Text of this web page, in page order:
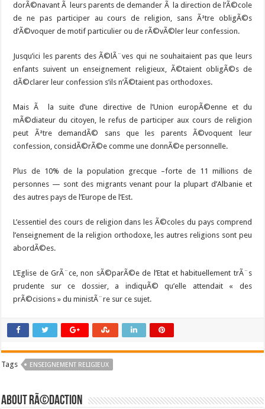
dorÃ©navant Ã leurs parents de demander Ã la direction de l’Ã©cole
de ne pas participer au cours de religion, sans Ãªtre obligÃ©s
d’Ã©voquer de motif particulier ou de rÃ©vÃ©ler leur confession.
Jusqu’ici les parents des Ã©lÃ¨ves qui ne souhaitaient pas que leurs
enfants suivent un enseignement religieux, Ã©taient obligÃ©s de
dÃ©clarer leur confession s’ils n’Ã©taient pas orthodoxes.
Mais Ã la suite d’une directive de l’Union europÃ©enne et du
mÃ©diateur du citoyen, le refus de participer aux cours de religion
peut Ãªtre demandÃ© sans que les parents Ã©voquent leur
confession, considÃ©rÃ©e comme une donnÃ©e personnelle.
Plus de 10% de la population grecque –forte de 11 millions de
personnes — sont des migrants venant pour la plupart d’Albanie et
des autres pays de l’Europe de l’Est.
L’essentiel des cours de religion dans les Ã©coles du pays comprend
l’enseignement de la religion orthodoxe, les autres religions sont peu
abordÃ©es.
L’Eglise de GrÃ¨ce, non sÃ©parÃ©e de l’Etat et habituellement trÃ¨s
prudente sur ce dossier, a indiquÃ© qu’elle attendait « des
prÃ©cisions » du ministÃ¨re sur ce sujet.
Tags ENSEIGNEMENT RELIGIEUX
About RÃ©daction